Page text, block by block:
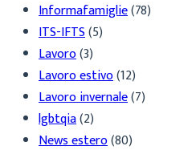
Informafamiglie(78)
ITS-IFTS(5)
Lavoro(3)
Lavoro estivo(12)
Lavoro invernale(7)
lgbtqia(2)
News estero(80)